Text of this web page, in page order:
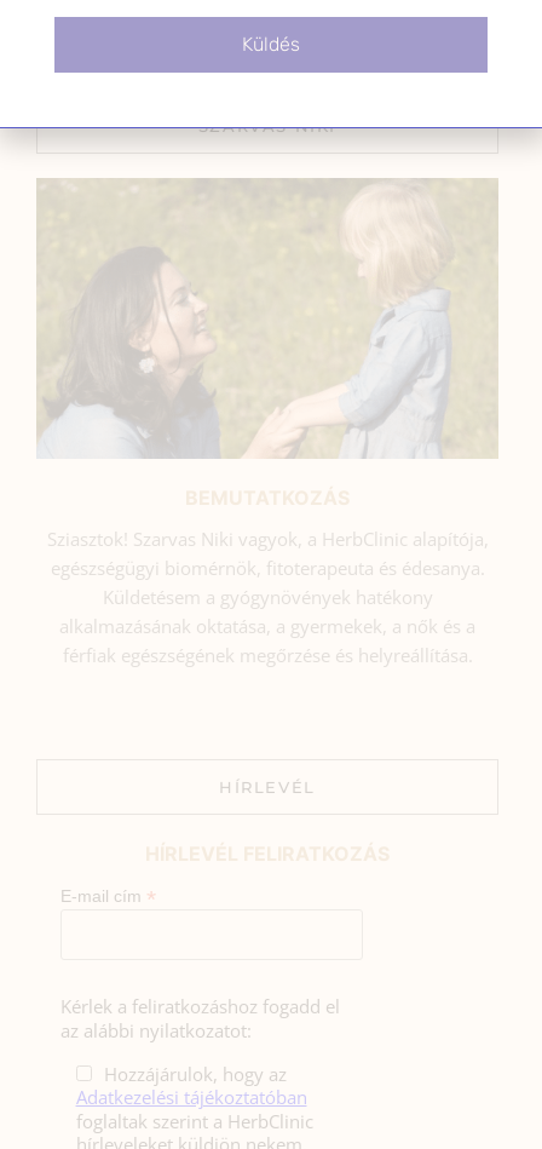
SZARVAS NIKI
Sziasztok! Szarvas Niki vagyok, a HerbClinic alapítója,
egészségügyi biomérnök, fitoterapeuta és édesanya.
Küldetésem a gyógynövények hatékony
alkalmazásának oktatása, a gyermekek, a nők és a
férfiak egészségének megőrzése és helyreállítása.
HÍRLEVÉL
E-mail cím *
Kérlek a feliratkozáshoz fogadd el
az alábbi nyilatkozatot:
Hozzájárulok, hogy az
Adatkezelési tájékoztatóban
foglaltak szerint a HerbClinic
Küldés